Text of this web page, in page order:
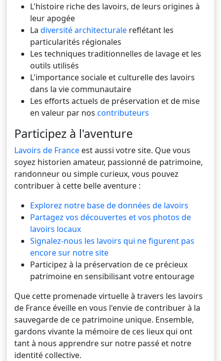
L'histoire riche des lavoirs, de leurs origines à
leur apogée
La diversité architecturale reflétant les
particularités régionales
Les techniques traditionnelles de lavage et les
outils utilisés
L'importance sociale et culturelle des lavoirs
dans la vie communautaire
Les efforts actuels de préservation et de mise
en valeur par nos contributeurs
Participez à l'aventure
Lavoirs de France est aussi votre site. Que vous
soyez historien amateur, passionné de patrimoine,
randonneur ou simple curieux, vous pouvez
contribuer à cette belle aventure :
Explorez notre base de données de lavoirs
Partagez vos découvertes et vos photos de
lavoirs locaux
Signalez-nous les lavoirs qui ne figurent pas
encore sur notre site
Participez à la préservation de ce précieux
patrimoine en sensibilisant votre entourage
Que cette promenade virtuelle à travers les lavoirs
de France éveille en vous l'envie de contribuer à la
sauvegarde de ce patrimoine unique. Ensemble,
gardons vivante la mémoire de ces lieux qui ont
tant à nous apprendre sur notre passé et notre
identité collective.